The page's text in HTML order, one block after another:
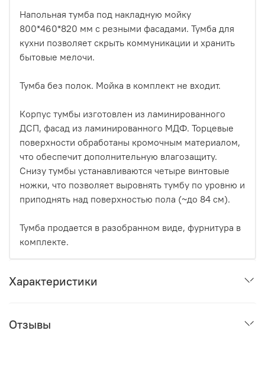
Напольная тумба под накладную мойку
800*460*820 мм с резными фасадами. Тумба для
кухни позволяет скрыть коммуникации и хранить
бытовые мелочи.
Тумба без полок. Мойка в комплект не входит.
Корпус тумбы изготовлен из ламинированного
ДСП, фасад из ламинированного МДФ. Торцевые
поверхности обработаны кромочным материалом,
что обеспечит дополнительную влагозащиту.
Снизу тумбы устанавливаются четыре винтовые
ножки, что позволяет выровнять тумбу по уровню и
приподнять над поверхностью пола (~до 84 см).
Тумба продается в разобранном виде, фурнитура в
комплекте.
Характеристики
Отзывы